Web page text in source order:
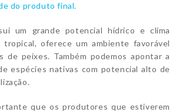
do produto final.
um grande potencial hídrico e clima
tropical, oferece um ambiente favorável
de peixes. Também podemos apontar a
espécies nativas com potencial alto de
que os produtores que estiverem